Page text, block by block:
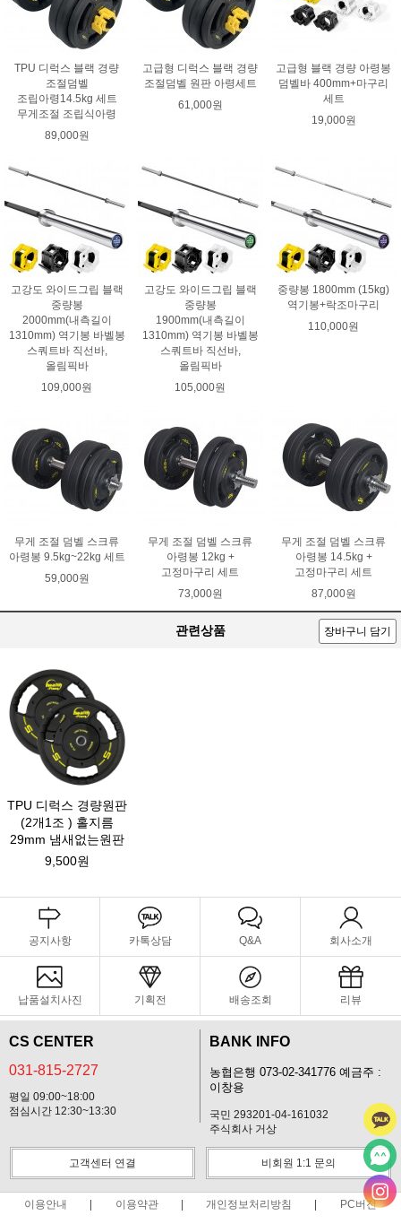
TPU 디럭스 블랙 경량
조절덤벨
조립아령14.5kg 세트
무게조절 조립식아령
89,000원
고급형 디럭스 블랙 경량
조절덤벨 원판 아령세트
61,000원
고급형 블랙 경량 아령봉
덤벨바 400mm+마구리
세트
19,000원
고강도 와이드그립 블랙
중량봉
2000mm(내측길이
1310mm) 역기봉 바벨봉
스쿼트바 직선바,
올림픽바
109,000원
고강도 와이드그립 블랙
중량봉
1900mm(내측길이
1310mm) 역기봉 바벨봉
스쿼트바 직선바,
올림픽바
105,000원
중량봉 1800mm (15kg)
역기봉+락조마구리
110,000원
무게 조절 덤벨 스크류
아령봉 9.5kg~22kg 세트
59,000원
무게 조절 덤벨 스크류
아령봉 12kg +
고정마구리 세트
73,000원
무게 조절 덤벨 스크류
아령봉 14.5kg +
고정마구리 세트
87,000원
관련상품 장바구니 담기
TPU 디럭스 경량원판
(2개1조 ) 홀지름
29mm 냄새없는원판
9,500원
공지사항 카톡상담 Q&A 회사소개
납품설치사진 기획전 배송조회 리뷰
CS CENTER
031-815-2727
평일 09:00~18:00
점심시간 12:30~13:30
BANK INFO
농협은행 073-02-341776 예금주 :
이창용
국민 293201-04-161032
주식회사 거상
고객센터 연결 비회원 1:1 문의
이용안내 이용약관 개인정보처리방침 PC버전